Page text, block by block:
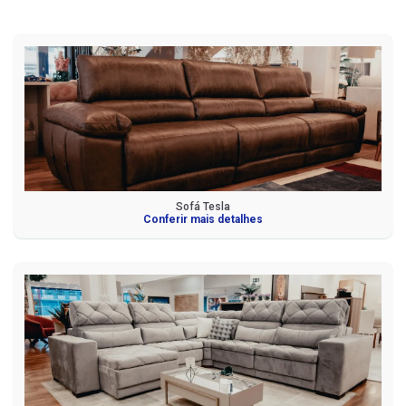
Sofá Tesla
Conferir mais detalhes